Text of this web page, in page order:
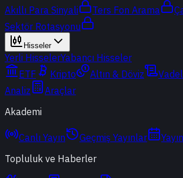
Akıllı Para Sinyali
Ters Fon Arama
Sektör Rotasyonu
Hisseler
Yerli HisselerYabancı Hisseler
ETF
Kripto Altın & Döviz
Analiz
Araçlar
Akademi
Canlı Yayın Geçmiş Yayınlar
Topluluk ve Haberler